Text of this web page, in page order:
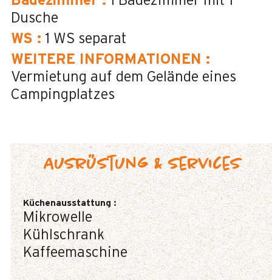
Dusche
WS : 1 WS separat
WEITERE INFORMATIONEN :
Vermietung auf dem Gelände eines
Campingplatzes
Ausrüstung & Services
Küchenausstattung :
Mikrowelle
Kühlschrank
Kaffeemaschine